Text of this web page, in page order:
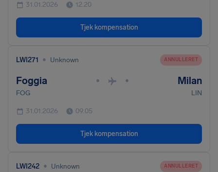
31.01.2026 12.20
Tjek kompensation
LWI271 • Unknown ANNULLERET
Foggia • • Milan
FOG LIN
31.01.2026 09.05
Tjek kompensation
LWI242 • Unknown ANNULLERET